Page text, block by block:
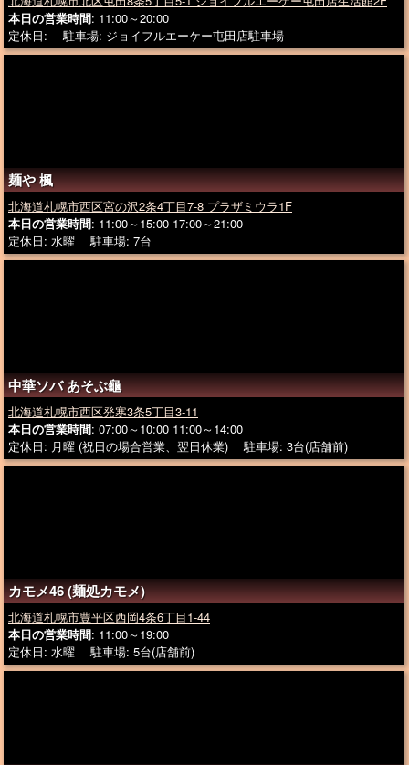
本日の営業時間: 11:00～20:00
定休日: 駐車場: ジョイフルエーケー屯田店駐車場
麺や 楓
北海道札幌市西区宮の沢2条4丁目7-8 プラザミウラ1F
本日の営業時間: 11:00～15:00 17:00～21:00
定休日: 水曜 駐車場: 7台
中華ソバ あそぶ龜
北海道札幌市西区発寒3条5丁目3-11
本日の営業時間: 07:00～10:00 11:00～14:00
定休日: 月曜 (祝日の場合営業、翌日休業) 駐車場: 3台(店舗前)
カモメ46 (麺処カモメ)
北海道札幌市豊平区西岡4条6丁目1-44
本日の営業時間: 11:00～19:00
定休日: 水曜 駐車場: 5台(店舗前)